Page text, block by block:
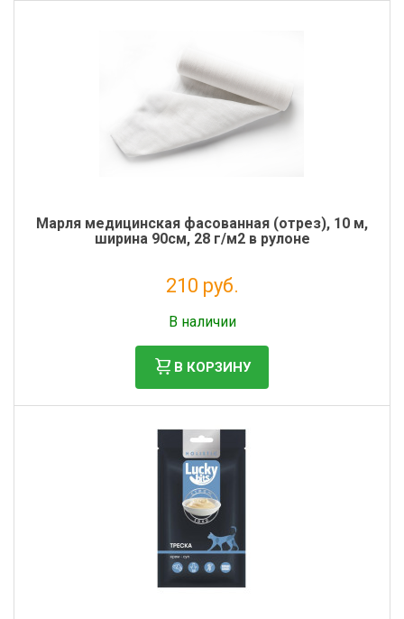
Марля медицинская фасованная (отрез), 10 м,
ширина 90см, 28 г/м2 в рулоне
210 руб.
В наличии
В КОРЗИНУ